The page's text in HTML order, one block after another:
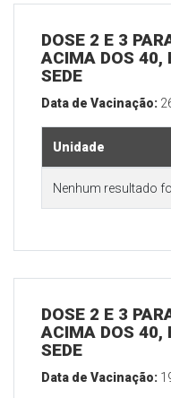
DOSE 2 E 3
ACIMA DOS 40,
SEDE
Data de Vacinação:
Unidade
Nenhum resultado
DOSE 2 E 3
ACIMA DOS 40,
SEDE
Data de Vacinação: